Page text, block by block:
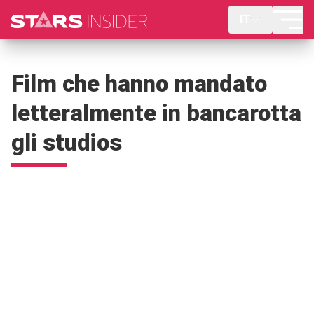
Film che hanno mandato
letteralmente in bancarotta
gli studios